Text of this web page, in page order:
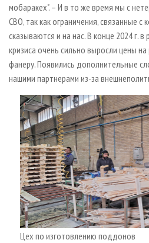
мобаракех". – И в то же время мы с
СВО, так как ограничения, связанные с
сказываются и на нас. В конце 2024 г.
кризиса очень сильно выросли цены
фанеру. Появились дополнительные
нашими партнерами из-за
Цех по изготовлению поддонов